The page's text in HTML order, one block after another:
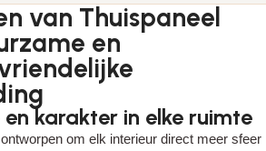
van Thuispaneel
en
karakter in elke ruimte
om elk interieur direct meer sfeer